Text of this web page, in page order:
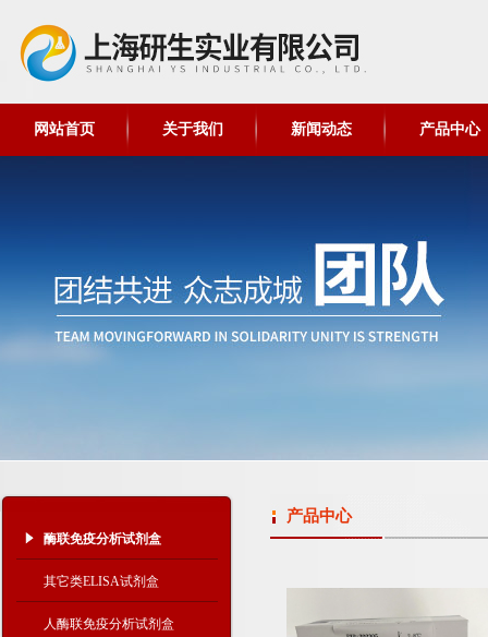
网站首页 关于我们 新闻动态 产品中心
酶联免疫分析试剂盒
其它类ELISA试剂盒
人酶联免疫分析试剂盒
产品中心